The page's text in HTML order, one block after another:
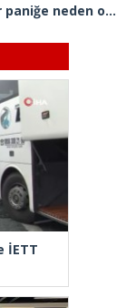
İstanbul’da evlere giren dev çekirgeler paniğe neden oldu
İETT